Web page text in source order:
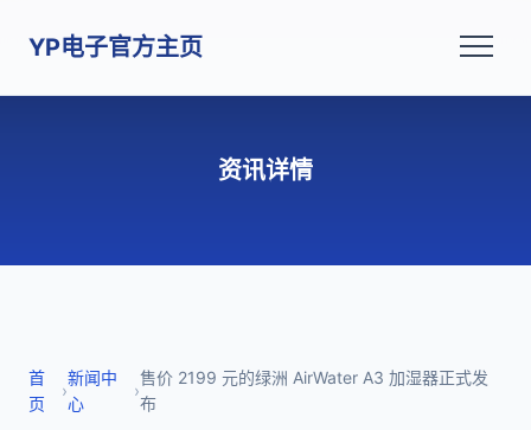
YP电子官方主页
资讯详情
首
页
›
新闻中
心
›
售价 2199 元的绿洲 AirWater A3 加湿器正式发
布